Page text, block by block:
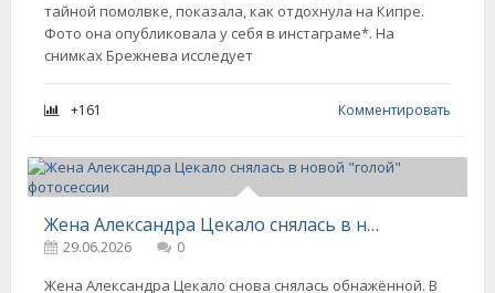
тайной помолвке, показала, как отдохнула на Кипре.
Фото она опубликовала у себя в инстаграме*. На
снимках Брежнева исследует
+161 Комментировать
Жена Александра Цекало снялась в новой "голой" фотосессии
29.06.2026
0
Жена Александра Цекало снова снялась обнажённой. В